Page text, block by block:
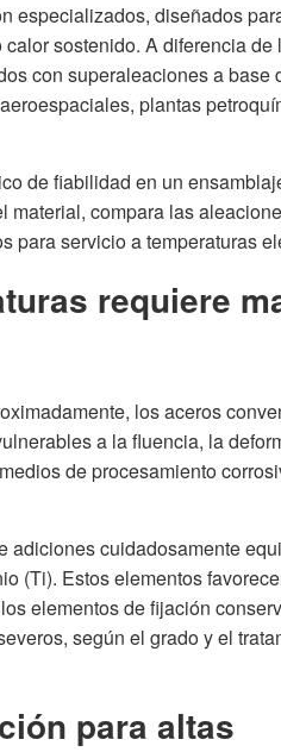
especializados, diseñados
sostenido. A diferencia de
con superaleaciones a base
plantas
de fiabilidad en un
compara las
para servicio a temperaturas
requiere
los aceros
a la fluencia, la
de procesamiento
adiciones cuidadosamente
(Ti). Estos elementos
elementos de fijación
según el grado y el
para altas